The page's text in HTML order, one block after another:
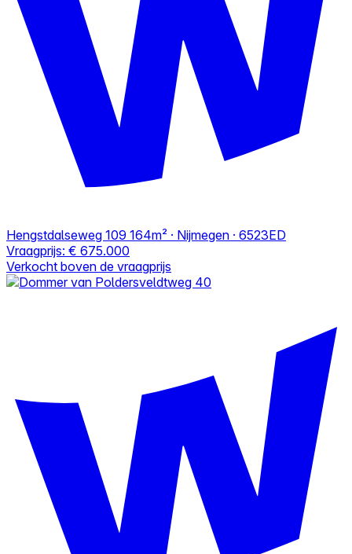
Hengstdalseweg 109 164m² · Nijmegen · 6523ED
Vraagprijs: € 675.000
Verkocht boven de vraagprijs